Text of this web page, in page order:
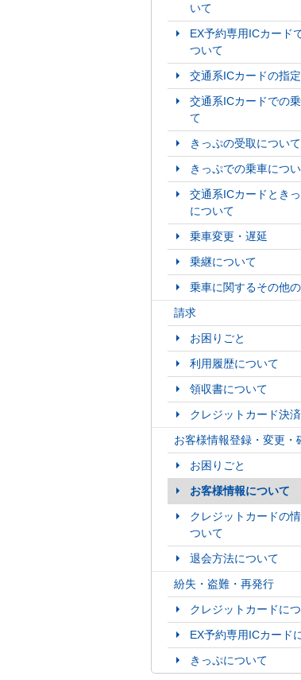
いて
EX予約専用ICカード
ついて
交通系ICカードの指
交通系ICカードでの
て
きっぷの受取について
きっぷでの乗車につ
交通系ICカードとき
について
乗車変更・遅延
乗継について
乗車に関するその他
請求
お困りごと
利用履歴について
領収書について
クレジットカード決
お客様情報登録・変更・
お困りごと
お客様情報について
クレジットカードの
ついて
退会方法について
紛失・盗難・再発行
クレジットカードに
EX予約専用ICカード
きっぷについて